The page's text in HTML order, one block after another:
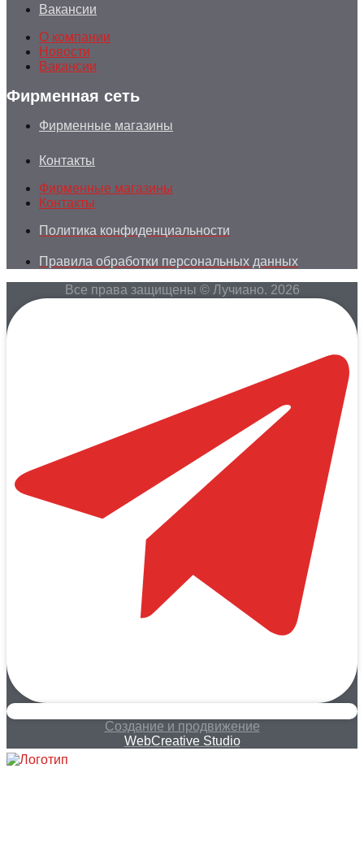
Вакансии
О компании
Новости
Вакансии
Фирменная сеть
Фирменные магазины
Контакты
Фирменные магазины
Контакты
Политика конфиденциальности
Правила обработки персональных данных
Все права защищены © Лучиано. 2026
Создание и продвижение
WebCreative Studio